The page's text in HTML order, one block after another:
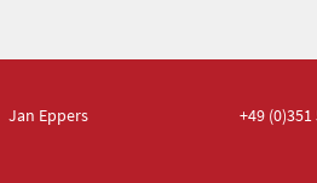
Jan Eppers +49 (0)351